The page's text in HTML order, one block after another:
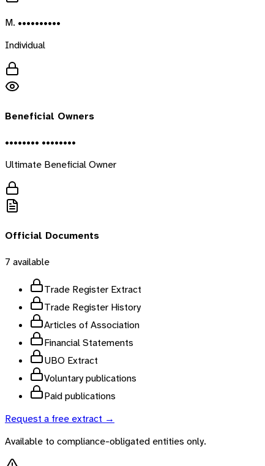
M. ••••••••••
Individual
Beneficial Owners
•••••••• ••••••••
Ultimate Beneficial Owner
Official Documents
7 available
Trade Register Extract
Trade Register History
Articles of Association
Financial Statements
UBO Extract
Voluntary publications
Paid publications
Request a free extract →
Available to compliance-obligated entities only.